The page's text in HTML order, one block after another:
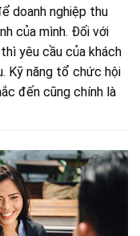
doanh nghiệp thu
của mình. Đối với
yêu cầu của khách
Kỹ năng tổ chức hội
đến cũng chính là